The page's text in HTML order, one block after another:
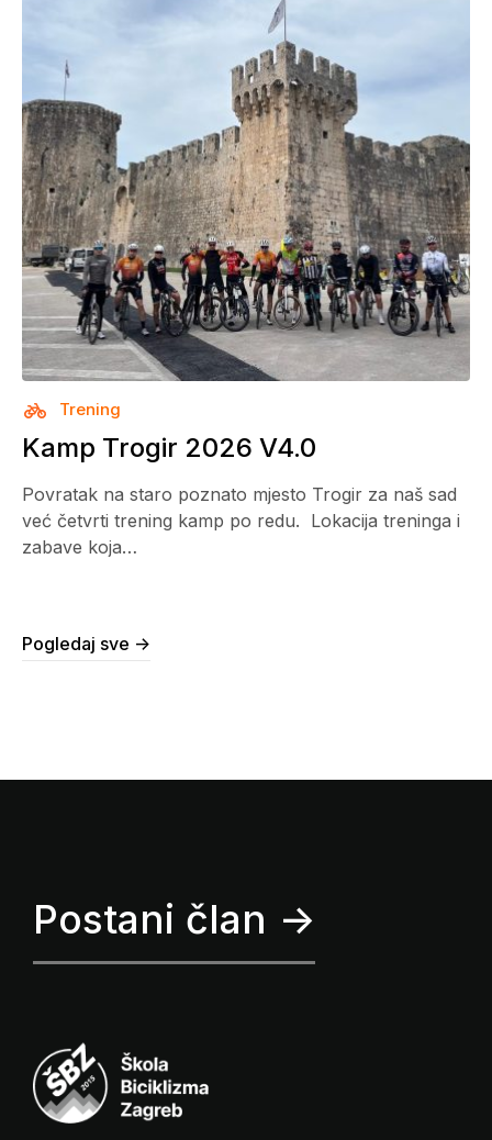
Trening
Kamp Trogir 2026 V4.0
Povratak na staro poznato mjesto Trogir za naš sad
već četvrti trening kamp po redu. Lokacija treninga i
zabave koja…
Pogledaj sve ->
Postani član ->